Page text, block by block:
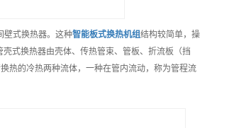
壁式换热器。这种智能板式换热机组结构较简单，操
式换热器由壳体、传热管束、管板、折流板（挡
热的冷热两种流体，一种在管内流动，称为管程流